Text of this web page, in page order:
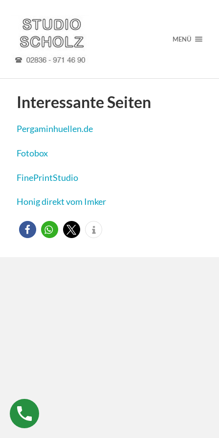
MENÜ
Interessante Seiten
Pergaminhuellen.de
Fotobox
FinePrintStudio
Honig direkt vom Imker